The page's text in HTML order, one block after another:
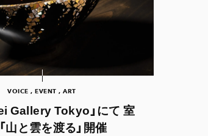
VOICE , EVENT , ART
Gallery Tokyo」にて 室
山と雲を渡る」開催